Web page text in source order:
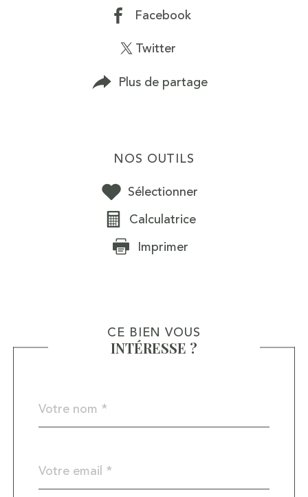
Facebook
Twitter
Plus de partage
NOS OUTILS
Sélectionner
Calculatrice
Imprimer
CE BIEN VOUS
INTÉRESSE ?
par
*
*